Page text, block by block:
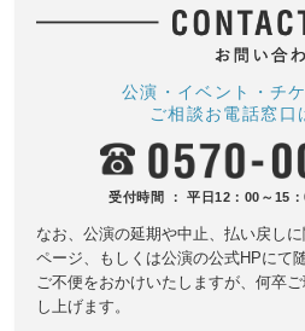
公演・イベント・チ
ご相談お電話窓口
受付時間 ： 平日12：00～15
なお、公演の延期や中止、払い戻しに
ページ、もしくは公演の公式HPにて
ご不便をおかけいたしますが、何卒
し上げます。